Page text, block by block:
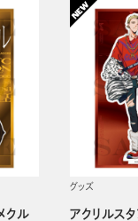
クル
グッズ
アクリルス